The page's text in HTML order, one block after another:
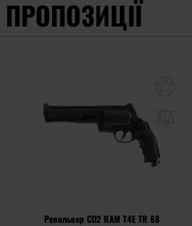
Револьвер CO2 RAM T4E TR 68